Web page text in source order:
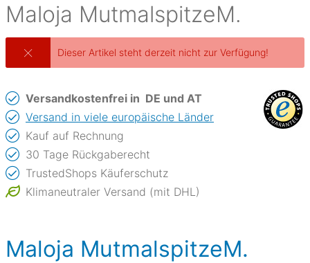
Maloja MutmalspitzeM.
Dieser Artikel steht derzeit nicht zur Verfügung!
Versandkostenfrei in DE und AT
Versand in viele europäische Länder
Kauf auf Rechnung
30 Tage Rückgaberecht
TrustedShops Käuferschutz
Klimaneutraler Versand (mit DHL)
Maloja MutmalspitzeM.